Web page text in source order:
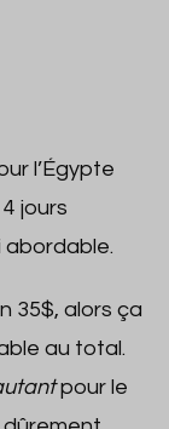
l’Égypte
jours
abordable.
35$, alors ça
au total.
pour le